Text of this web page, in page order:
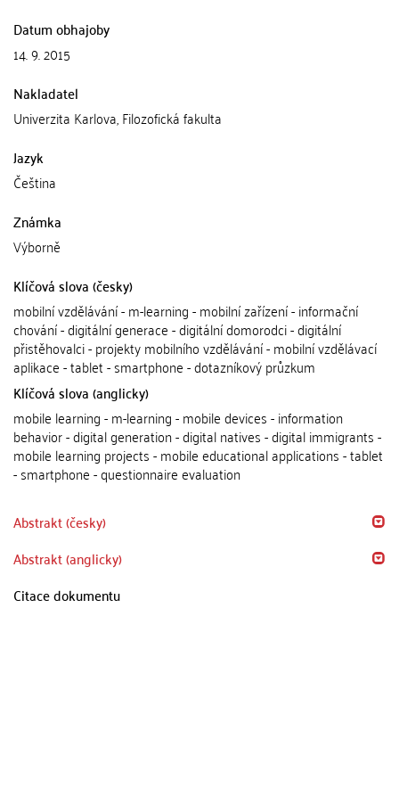
Datum obhajoby
14. 9. 2015
Nakladatel
Univerzita Karlova, Filozofická fakulta
Jazyk
Čeština
Známka
Výborně
Klíčová slova (česky)
mobilní vzdělávání - m-learning - mobilní zařízení - informační
chování - digitální generace - digitální domorodci - digitální
přistěhovalci - projekty mobilního vzdělávání - mobilní vzdělávací
aplikace - tablet - smartphone - dotazníkový průzkum
Klíčová slova (anglicky)
mobile learning - m-learning - mobile devices - information
behavior - digital generation - digital natives - digital immigrants -
mobile learning projects - mobile educational applications - tablet
- smartphone - questionnaire evaluation
Abstrakt (česky)
Abstrakt (anglicky)
Citace dokumentu